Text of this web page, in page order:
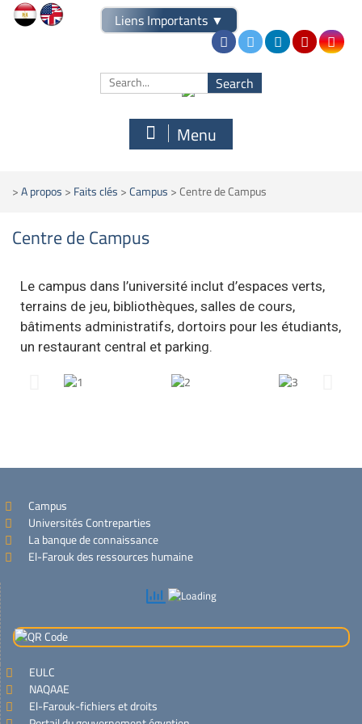
Liens Importants ▼
Menu
>A propos>Faits clés>Campus>Centre de Campus
Centre de Campus
Le campus dans l’université inclut d’espaces verts,
terrains de jeu, bibliothèques, salles de cours,
bâtiments administratifs, dortoirs pour les étudiants,
un restaurant central et parking.
Campus
Universités Contreparties
La banque de connaissance
El-Farouk des ressources humaine
EULC
NAQAAE
El-Farouk-fichiers et droits